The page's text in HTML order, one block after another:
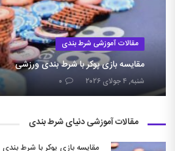
مقالات آموزشی شرط بندی
مقایسه بازی پوکر با شرط بندی ورزشی
شنبه, ۴ جولای ۲۰۲۶ ۰
مقالات آموزشی دنیای شرط بندی
مقایسه بازی پوکر با شرط